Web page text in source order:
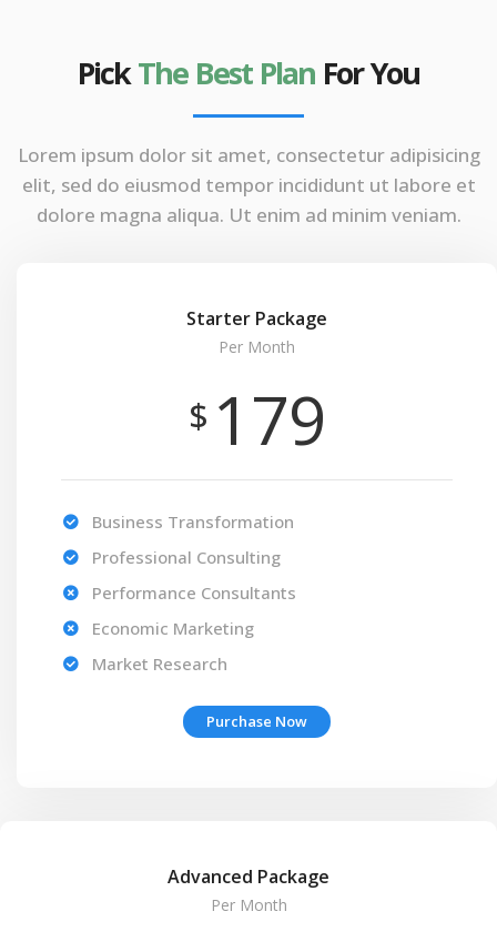
PickThe Best Plan For You
Lorem ipsum dolor sit amet, consectetur adipisicing
elit, sed do eiusmod tempor incididunt ut labore et
dolore magna aliqua. Ut enim ad minim veniam.
Starter Package
Per Month
$ 179
Business Transformation
Professional Consulting
Performance Consultants
Economic Marketing
Market Research
Purchase Now
Advanced Package
Per Month